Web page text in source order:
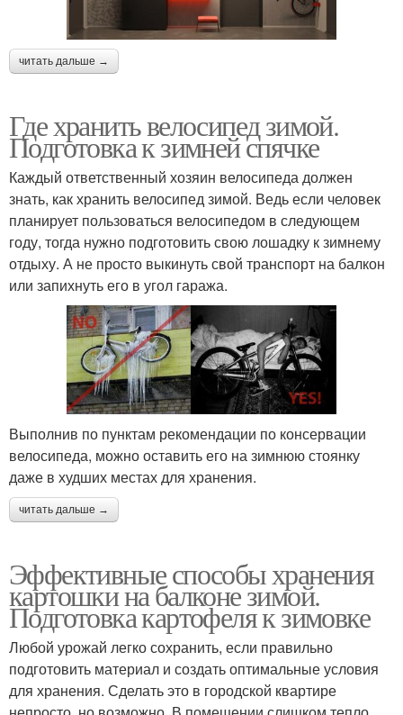
читать дальше →
Где хранить велосипед зимой.
Подготовка к зимней спячке
Каждый ответственный хозяин велосипеда должен
знать, как хранить велосипед зимой. Ведь если человек
планирует пользоваться велосипедом в следующем
году, тогда нужно подготовить свою лошадку к зимнему
отдыху. А не просто выкинуть свой транспорт на балкон
или запихнуть его в угол гаража.
Выполнив по пунктам рекомендации по консервации
велосипеда, можно оставить его на зимнюю стоянку
даже в худших местах для хранения.
читать дальше →
Эффективные способы хранения
картошки на балконе зимой.
Подготовка картофеля к зимовке
Любой урожай легко сохранить, если правильно
подготовить материал и создать оптимальные условия
для хранения. Сделать это в городской квартире